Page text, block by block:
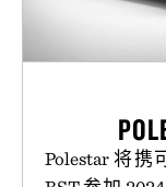
Polestar 将携